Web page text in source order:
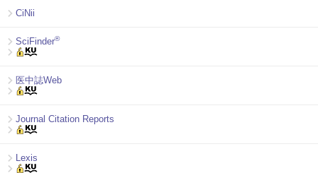
CiNii
SciFinder®
医中誌Web
Journal Citation Reports
Lexis